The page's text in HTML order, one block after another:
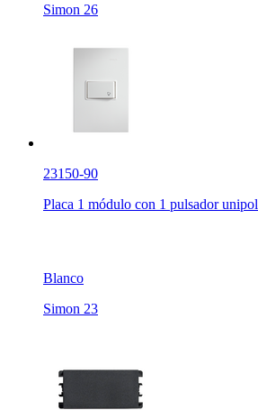
Simon 26
23150-90
Placa 1 módulo con 1 pulsador
Blanco
Simon 23